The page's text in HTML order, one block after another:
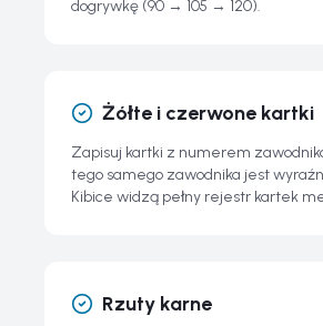
dogrywkę (90 → 105 → 120).
Żółte i czerwone kartki
Zapisuj kartki z numerem
tego samego zawodnika jest
Kibice widzą pełny rejestr kartek
Rzuty karne